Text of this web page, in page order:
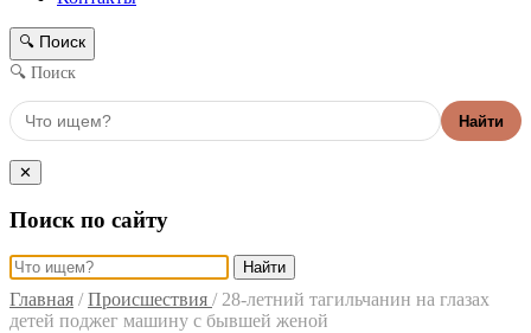
🔍 Поиск
🔍 Поиск
Найти
✕
Поиск по сайту
Найти
Главная / Происшествия / 28-летний тагильчанин на глазах
детей поджег машину с бывшей женой